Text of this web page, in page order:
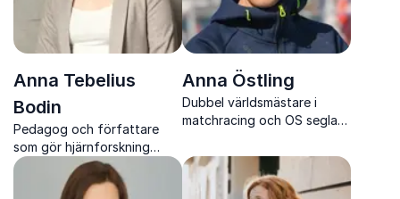
Anna Tebelius
Bodin
Pedagog och författare
som gör hjärnforskning
konkret, relevant och direkt
användbar
Anna Östling
Dubbel världsmästare i
matchracing och OS seglare
ledarskap, teamkultur och
hållbar prestation.